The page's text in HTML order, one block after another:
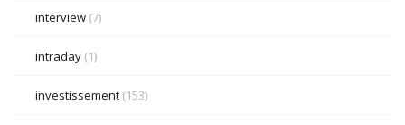
interview (7)
intraday (1)
investissement (153)